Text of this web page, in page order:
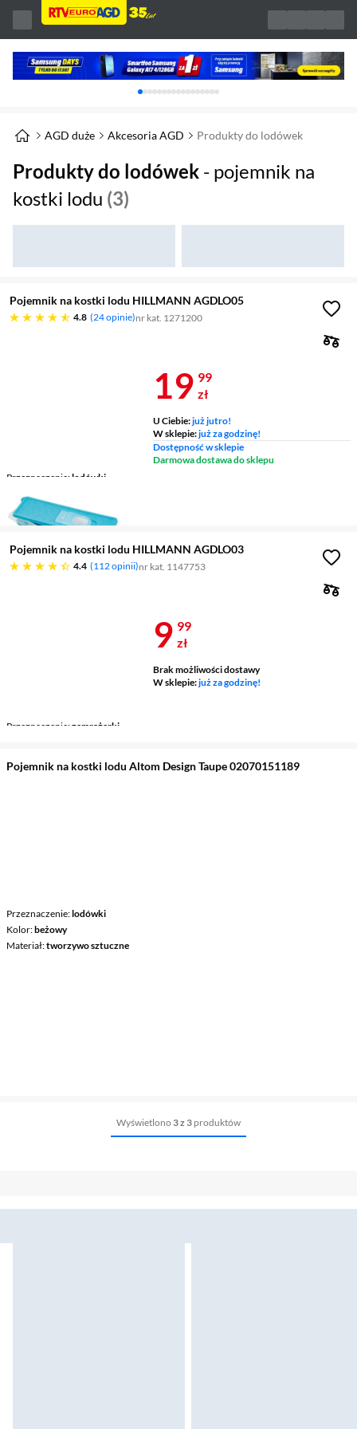
Karuzela z banerami, aktualny element 1 z
AGD duże Akcesoria AGD Produkty do lodówek
Produkty do lodówek - pojemnik na
kostki lodu (3)
Pojemnik na kostki lodu HILLMANN AGDLO05
4.8
4.8 gwiazdek 24 opinie nr kat. 1271200
Przeznaczenie lodówki
Materiał
silikon
Cena 19,99
19 99
zł
U Ciebie:już jutro!
W sklepie:już za godzinę!
Dostępność w sklepie
Darmowa dostawa do sklepu
Pojemnik na kostki lodu HILLMANN AGDLO03
4.4
4.4 gwiazdek 112 opinii nr kat. 1147753
Przeznaczenie zamrażarki
Cena 9,99 zł
9 99
zł
Brak możliwości dostawy
W sklepie:już za godzinę!
Pojemnik na kostki lodu Altom Design Taupe 02070151189
Przeznaczenie lodówki
Kolor beżowy
Materiał tworzywo sztuczne
Wyświetlono 3 z 3 produktów